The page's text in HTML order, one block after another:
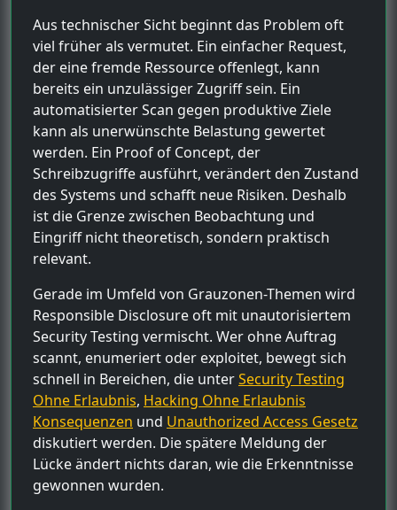
Aus technischer Sicht beginnt das Problem oft
viel früher als vermutet. Ein einfacher Request,
der eine fremde Ressource offenlegt, kann
bereits ein unzulässiger Zugriff sein. Ein
automatisierter Scan gegen produktive Ziele
kann als unerwünschte Belastung gewertet
werden. Ein Proof of Concept, der
Schreibzugriffe ausführt, verändert den Zustand
des Systems und schafft neue Risiken. Deshalb
ist die Grenze zwischen Beobachtung und
Eingriff nicht theoretisch, sondern praktisch
relevant.
Gerade im Umfeld von Grauzonen-Themen wird
Responsible Disclosure oft mit unautorisiertem
Security Testing vermischt. Wer ohne Auftrag
scannt, enumeriert oder exploitet, bewegt sich
schnell in Bereichen, die unterSecurity Testing
Ohne Erlaubnis, Hacking Ohne Erlaubnis
Konsequenzen und Unauthorized Access Gesetz
diskutiert werden. Die spätere Meldung der
Lücke ändert nichts daran, wie die Erkenntnisse
gewonnen wurden.